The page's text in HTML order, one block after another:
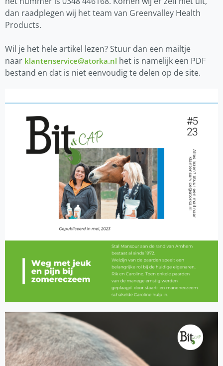
dan raadplegen wij het team van Greenvalley Health
Products.
Wil je het hele artikel lezen? Stuur dan een mailtje
naar klantenservice@atorka.nl het is namelijk een PDF
bestand en dat is niet eenvoudig te delen op de site.